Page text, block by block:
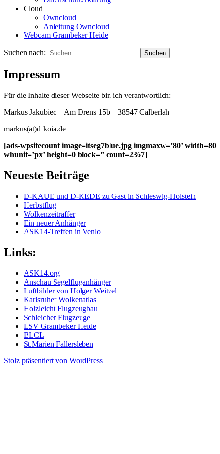
Cloud
Owncloud
Anleitung Owncloud
Webcam Grambeker Heide
Suchen nach:
Impressum
Für die Inhalte dieser Webseite bin ich verantwortlich:
Markus Jakubiec – Am Drens 15b – 38547 Calberlah
markus(at)d-koia.de
[ads-wpsitecount image=itseg7blue.jpg imgmaxw=’80’ width=80
whunit=’px’ height=0 block=” count=2367]
Neueste Beiträge
D-KAUE und D-KEDE zu Gast in Schleswig-Holstein
Herbstflug
Wolkenzeitraffer
Ein neuer Anhänger
ASK14-Treffen in Venlo
Links:
ASK14.org
Anschau Segelfluganhänger
Luftbilder von Holger Weitzel
Karlsruher Wolkenatlas
Holzleicht Flugzeugbau
Schleicher Flugzeuge
LSV Grambeker Heide
BLCL
St.Marien Fallersleben
Stolz präsentiert von WordPress